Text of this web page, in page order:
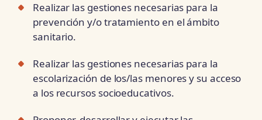
Realizar las gestiones necesarias para la
prevención y/o tratamiento en el ámbito
sanitario.
Realizar las gestiones necesarias para la
escolarización de los/las menores y su acceso
a los recursos socioeducativos.